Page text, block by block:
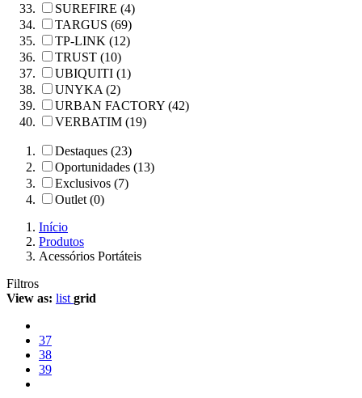
SUREFIRE (4)
TARGUS (69)
TP-LINK (12)
TRUST (10)
UBIQUITI (1)
UNYKA (2)
URBAN FACTORY (42)
VERBATIM (19)
Destaques (23)
Oportunidades (13)
Exclusivos (7)
Outlet (0)
Início
Produtos
Acessórios Portáteis
Filtros
View as: list grid
37
38
39